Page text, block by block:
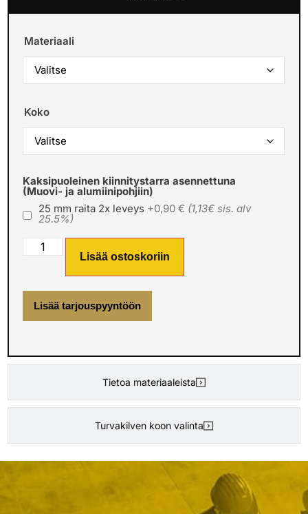
Tietoa materiaaleista
Turvakilven koon valinta
Materiaali
Koko
Kaksipuoleinen kiinnitystarra asennettuna
(Muovi- ja alumiinipohjiin)
25 mm raita 2x leveys +0,90 € (1,13€ sis. alv
25.5%)
Lisää ostoskoriin
Lisää tarjouspyyntöön